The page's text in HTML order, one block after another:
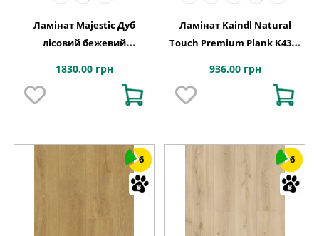
Ламінат Majestic Дуб
лісовий бежевий
1830.00 грн
Ламінат Kaindl Natural
Touch Premium Plank K4381
936.00 грн
6 6